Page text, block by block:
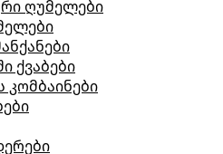
ღუმელები
ქვაბები